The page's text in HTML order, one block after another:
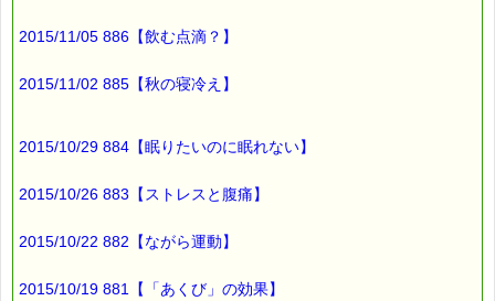
わたしの時だけ
入力されちゃうんです (^◇^;)
わたしの発音が
訛っているから？？
ハイテクの結晶のような
2015/11/05 886【飲む点滴？】
2015/11/02 885【秋の寝冷え】
2015/10/29 884【眠りたいのに眠れない】
2015/10/26 883【ストレスと腹痛】
2015/10/22 882【ながら運動】
2015/10/19 881【「あくび」の効果】